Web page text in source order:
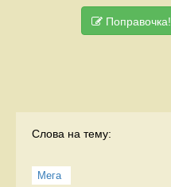
Поправочка!
Слова на тему:
Мега